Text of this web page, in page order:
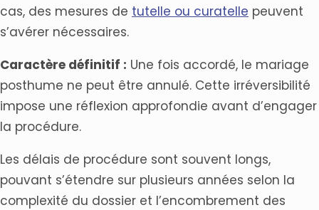
cas, des mesures de tutelle ou curatelle peuvent
s’avérer nécessaires.
Caractère définitif : Une fois accordé, le mariage
posthume ne peut être annulé. Cette irréversibilité
impose une réflexion approfondie avant d’engager
la procédure.
Les délais de procédure sont souvent longs,
pouvant s’étendre sur plusieurs années selon la
complexité du dossier et l’encombrement des